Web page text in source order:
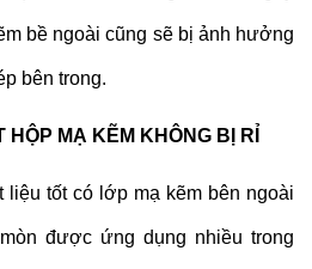
bề ngoài cũng sẽ bị ảnh hưởng
bên trong.
MẠ KẼM KHÔNG BỊ RỈ
liệu tốt có lớp mạ kẽm bên ngoài
được ứng dụng nhiều trong